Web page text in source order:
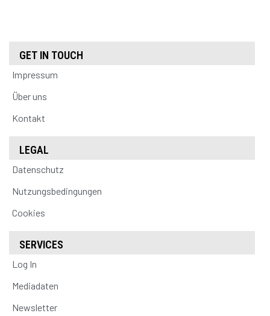
GET IN TOUCH
Impressum
Über uns
Kontakt
LEGAL
Datenschutz
Nutzungsbedingungen
Cookies
SERVICES
Log In
Mediadaten
Newsletter